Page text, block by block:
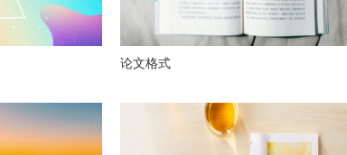
论文格式